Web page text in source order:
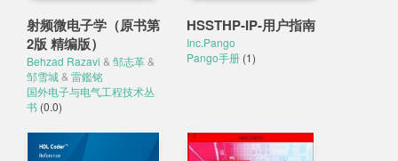
射频微电子学（原书第
2版 精编版）
Behzad Razavi & 邹志革&
邹雪城& 雷鑑铭
国外电子与电气工程技术丛
书 (0.0)
HSSTHP-IP-用户指南
Inc.Pango
Pango手册 (1)